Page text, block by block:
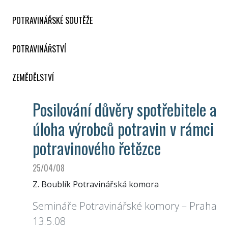
POTRAVINÁŘSKÉ SOUTĚŽE
POTRAVINÁŘSTVÍ
ZEMĚDĚLSTVÍ
Posilování důvěry spotřebitele a
úloha výrobců potravin v rámci
potravinového řetězce
25/04/08
Z. Boublík Potravinářská komora
Semináře Potravinářské komory – Praha
13.5.08